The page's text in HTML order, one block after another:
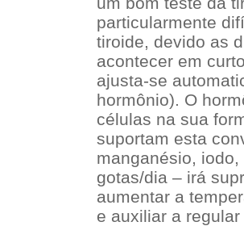
particularmente
tiroide, devido as
acontecer em
ajusta-se
hormônio). O
células na sua
suportam esta
manganésio,
gotas/dia – irá
aumentar a
e auxiliar a